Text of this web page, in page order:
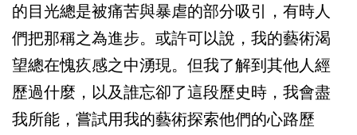
的目光總是被痛苦與暴虐的部分吸引，有時人
們把那稱之為進步。或許可以說，我的藝術渴
望總在愧疚感之中湧現。但我了解到其他人經
歷過什麼，以及誰忘卻了這段歷史時，我會盡
我所能，嘗試用我的藝術探索他們的心路歷